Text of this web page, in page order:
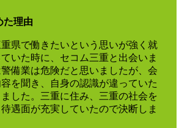
た理由
県で働きたいという思いが強く就
いた時に、セコム三重と出会いま
備業は危険だと思いましたが、会
を聞き、自身の認識が違っていた
した。三重に住み、三重の社会を
遇面が充実していたので決断しま